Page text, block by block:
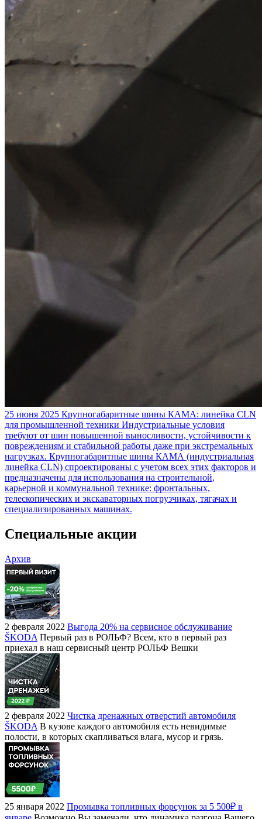
25 июня 2025 Крупногабаритные шины КАМА: линейка CLN
для промышленной техники Индустриальные условия
требуют от шин повышенной выносливости, устойчивости к
повреждениям и стабильной работы даже при экстремальных
нагрузках. Крупногабаритные шины КАМА (индустриальная
линейка CLN) спроектированы с учетом всех этих факторов и
предназначены для использования на строительной,
карьерной и коммунальной технике: фронтальных,
телескопических и экскаваторных погрузчиках, тягачах и
специализированных машинах.
Специальные акции
Архив
2 февраля 2022 Выгода 20% на сервисное обслуживание
ŠKODA Первый раз в РОЛЬФ? Всем, кто в первый раз
приехал в наш сервисный центр РОЛЬФ Вешки
2 февраля 2022 Чистка дренажных отверстий автомобиля
ŠKODA В кузове каждого автомобиля есть невидимые
полости, в которых скапливаться влага, мусор и грязь.
25 января 2022 Промывка топливных форсунок за 5 500₽ в